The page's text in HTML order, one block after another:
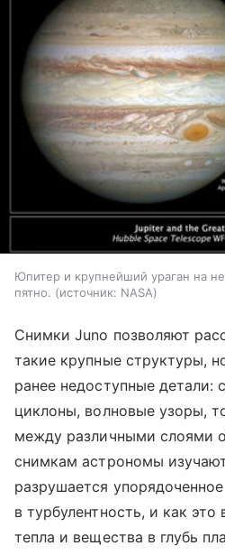
Юпитер и крупнейший ураган на
пятно.
источник: NASA
Снимки Juno позволяют
такие крупные структуры,
ранее недоступные детали:
циклоны, волновые узоры,
между различными слоями
снимкам астрономы
разрушается
в турбулентность, и как это
тепла и вещества в глубь